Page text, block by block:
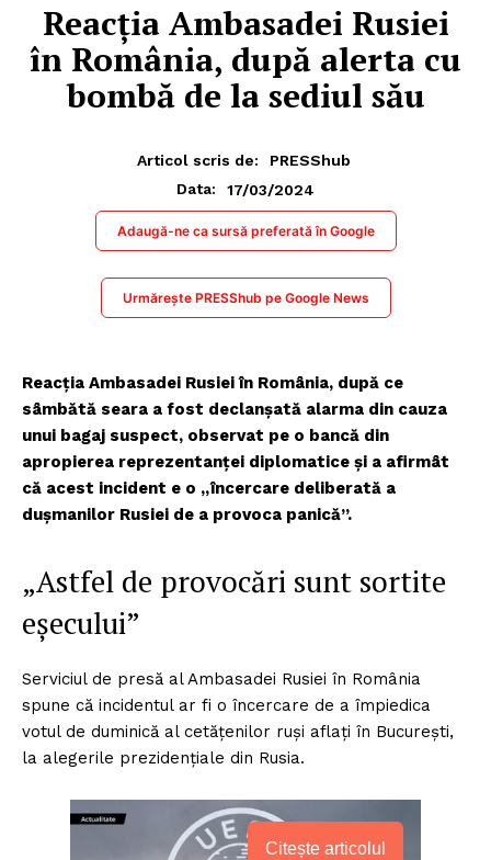
Reacția Ambasadei Rusiei
în România, după alerta cu
bombă de la sediul său
Articol scris de:
PRESShub
Data:
17/03/2024
Adaugă-ne ca sursă preferată în Google
Urmărește PRESShub pe Google News
Reacția Ambasadei Rusiei în România, după ce
sâmbătă seara a fost declanșată alarma din cauza
unui bagaj suspect, observat pe o bancă din
apropierea reprezentanței diplomatice și a afirmât
că acest incident e o „încercare deliberată a
duşmanilor Rusiei de a provoca panică”.
„Astfel de provocări sunt sortite
eșecului”
Serviciul de presă al Ambasadei Rusiei în România
spune că incidentul ar fi o încercare de a împiedica
votul de duminică al cetăţenilor ruşi aflaţi în Bucureşti,
la alegerile prezidenţiale din Rusia.
Citește articolul